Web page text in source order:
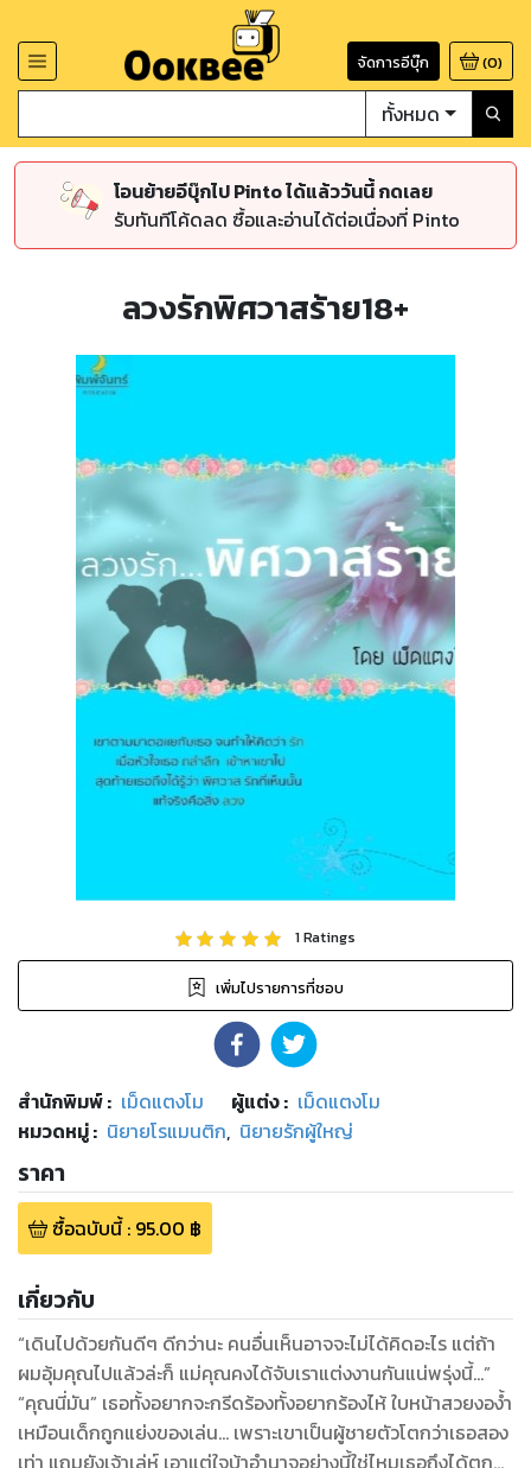
จัดการอีบุ๊ก (0)
ทั้งหมด
โอนย้ายอีบุ๊กไป Pinto ได้แล้ววันนี้ กดเลย
รับทันทีโค้ดลด ซื้อและอ่านได้ต่อเนื่องที่ Pinto
ลวงรักพิศวาสร้าย18+
1Ratings
เพิ่มไปรายการที่ชอบ
สำนักพิมพ์: เม็ดแตงโม ผู้แต่ง : เม็ดแตงโม
หมวดหมู่: นิยายโรแมนติก, นิยายรักผู้ใหญ่
ราคา
ซื้อฉบับนี้: 95.00 ฿
เกี่ยวกับ
“เดินไปด้วยกันดีๆ ดีกว่านะ คนอื่นเห็นอาจจะไม่ได้คิดอะไร แต่ถ้า
ผมอุ้มคุณไปแล้วล่ะก็ แม่คุณคงได้จับเราแต่งงานกันแน่พรุ่งนี้...”
“คุณนี่มัน” เธอทั้งอยากจะกรีดร้องทั้งอยากร้องไห้ ใบหน้าสวยงอง้ำ
เหมือนเด็กถูกแย่งของเล่น... เพราะเขาเป็นผู้ชายตัวโตกว่าเธอสอง